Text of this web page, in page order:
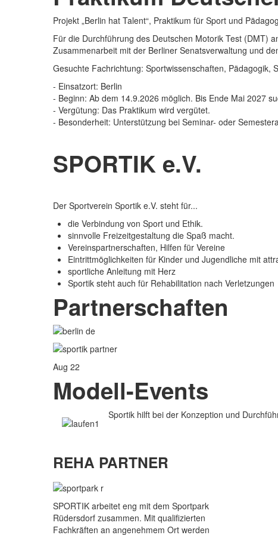
Projekt „Berlin hat Talent“, Praktikum für Sport und
Für die Durchführung des Deutschen Motorik Test (DMT)
Zusammenarbeit mit der Berliner Senatsverwaltung und
Gesuchte Fachrichtung: Sportwissenschaften, Pädagogik,
- Einsatzort: Berlin
- Beginn: Ab dem 14.9.2026 möglich. Bis Ende Mai 2027
- Vergütung: Das Praktikum wird vergütet.
- Besonderheit: Unterstützung bei Seminar- oder
SPORTIK e.V.
Der Sportverein Sportik e.V. steht für...
die Verbindung von Sport und Ethik.
sinnvolle Freizeitgestaltung die Spaß macht.
Vereinspartnerschaften, Hilfen für Vereine
Eintrittmöglichkeiten für Kinder und Jugendliche mit
sportliche Anleitung mit Herz
Sportik steht auch für Rehabilitation nach Verletzungen
Partnerschaften
Aug 22
Modell-Events
Sportik hilft bei der Konzeption und
REHA PARTNER
SPORTIK arbeitet eng mit dem Sportpark
Rüdersdorf zusammen. Mit qualifizierten
Fachkräften an angenehmem Ort werden